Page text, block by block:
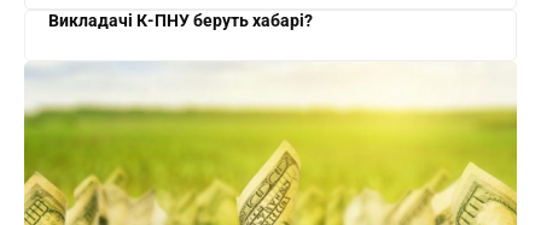
Викладачі К-ПНУ беруть хабарі?